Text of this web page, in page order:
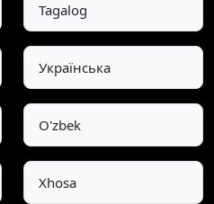
Tagalog
Українська
O'zbek
Xhosa